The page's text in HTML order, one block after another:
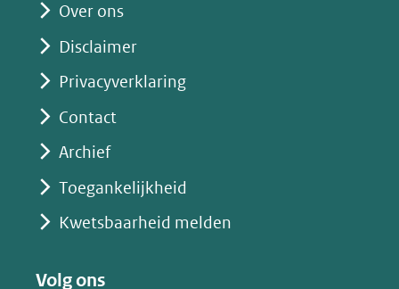
Over ons
Disclaimer
Privacyverklaring
Contact
Archief
Toegankelijkheid
Kwetsbaarheid melden
Volg ons